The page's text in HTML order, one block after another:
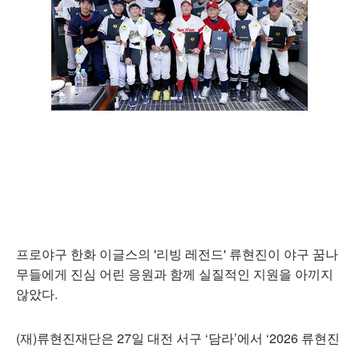
프로야구 한화 이글스의 '리빙 레전드' 류현진이 야구 꿈나
무들에게 진심 어린 응원과 함께 실질적인 지원을 아끼지
않았다.
(재)류현진재단은 27일 대전 서구 ‘담라’에서 ‘2026 류현진